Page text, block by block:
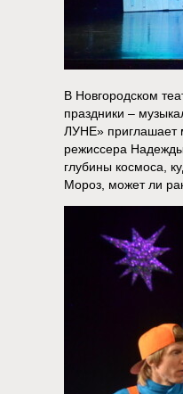
В Новгородском
праздники –
ЛУНЕ» приглашает
режиссера
глубины космоса,
Мороз, может ли